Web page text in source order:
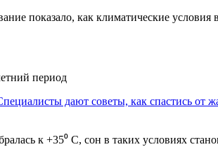
показало, как климатические условия
период
дают советы, как спастись от
к +35⁰ С, сон в таких условиях